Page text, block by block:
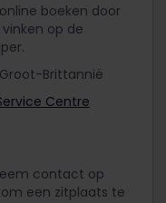
boeken door
op de
Brittannië
Centre
contact op
een zitplaats te